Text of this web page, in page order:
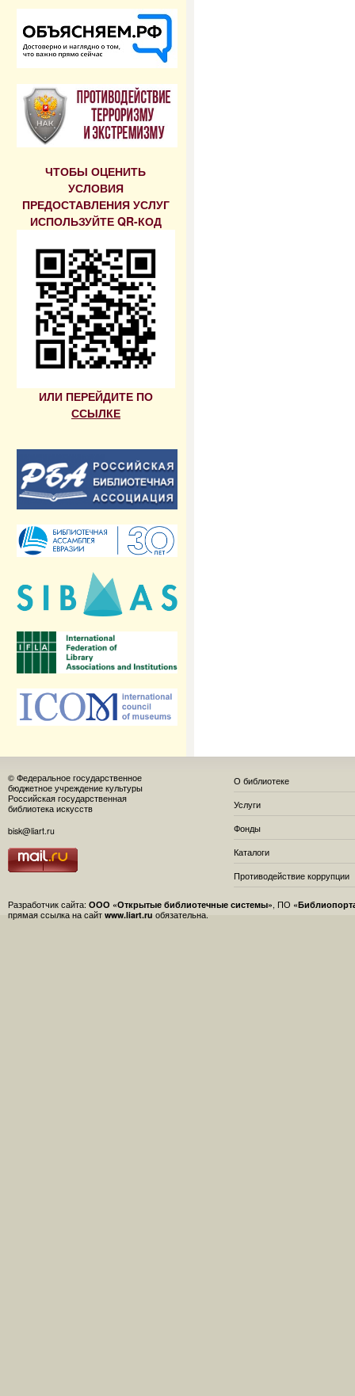
ЧТОБЫ ОЦЕНИТЬ
УСЛОВИЯ
ПРЕДОСТАВЛЕНИЯ УСЛУГ
ИСПОЛЬЗУЙТЕ QR-КОД
ИЛИ ПЕРЕЙДИТЕ ПО
ССЫЛКЕ
© Федеральное государственное
бюджетное учреждение культуры
Российская государственная
библиотека искусств
bisk@liart.ru
О библиотеке
Услуги
Фонды
Каталоги
Противодействие коррупции
Разработчик сайта: ООО «Открытые библиотечные системы» , ПО
прямая ссылка на сайт www.liart.ru обязательна.